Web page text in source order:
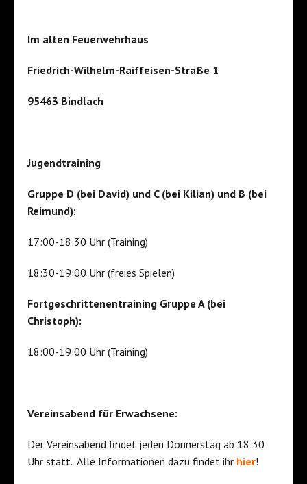
Im alten Feuerwehrhaus
Friedrich-Wilhelm-Raiffeisen-Straße 1
95463 Bindlach
Jugendtraining
Gruppe D (bei David) und C (bei Kilian) und B (bei
Reimund):
17:00-18:30 Uhr (Training)
18:30-19:00 Uhr (freies Spielen)
Fortgeschrittenentraining Gruppe A (bei
Christoph):
18:00-19:00 Uhr (Training)
Vereinsabend für Erwachsene:
Der Vereinsabend findet jeden Donnerstag ab 18:30
Uhr statt. Alle Informationen dazu findet ihr hier!